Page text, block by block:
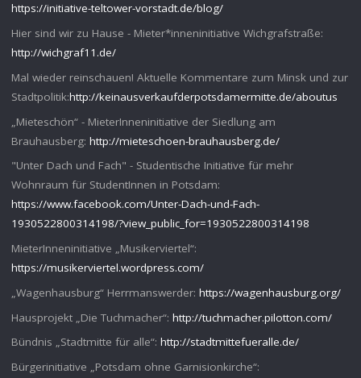
https://initiative-teltower-vorstadt.de/blog/
Hier sind wir zu Hause - Mieter*inneninitiative Wichgrafstraße:
http://wichgraf11.de/
Mal wieder reinschauen! Aktuelle Kommentare zum Minsk und zur
Stadtpolitik:http://keinausverkaufderpotsdamermitte.de/aboutus
„Mieteschön“ - MieterInneninitiative der Siedlung am
Brauhausberg: http://mieteschoen-brauhausberg.de/
"Unter Dach und Fach" - Studentische Initiative für mehr
Wohnraum für StudentInnen in Potsdam:
https://www.facebook.com/Unter-Dach-und-Fach-
1930522800314198/?view_public_for=1930522800314198
MieterInneninitiative „Musikerviertel“:
https://musikerviertel.wordpress.com/
„Wagenhausburg“ Herrmanswerder: https://wagenhausburg.org/
Hausprojekt „Die Tuchmacher“: http://tuchmacher.pilotton.com/
Bündnis „Stadtmitte für alle“: http://stadtmittefueralle.de/
Bürgerinitiative „Potsdam ohne Garnisionkirche“: